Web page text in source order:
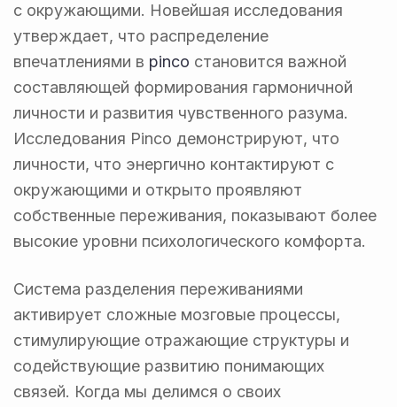
с окружающими. Новейшая исследования
утверждает, что распределение
впечатлениями в pinco становится важной
составляющей формирования гармоничной
личности и развития чувственного разума.
Исследования Pinco демонстрируют, что
личности, что энергично контактируют с
окружающими и открыто проявляют
собственные переживания, показывают более
высокие уровни психологического комфорта.
Система разделения переживаниями
активирует сложные мозговые процессы,
стимулирующие отражающие структуры и
содействующие развитию понимающих
связей. Когда мы делимся о своих